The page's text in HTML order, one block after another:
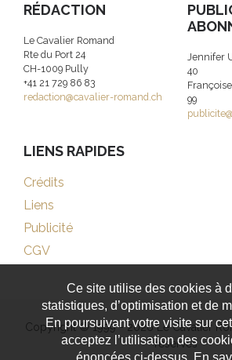
RÉDACTION
Le Cavalier Romand
Rte du Port 24
CH-1009 Pully
+41 21 729 86 83
redaction@cavalier-romand.ch
Jennifer
40
99
LIENS RAPIDES
Crédits
Liens
Publicité
CGV
Copyright © 1999 - 2026 Le Cavalier
réservés
Ce site utilise des cookies à
statistiques, d’optimisation et de
En poursuivant votre visite sur
acceptez l’utilisation des
énoncées ci-dessus. En